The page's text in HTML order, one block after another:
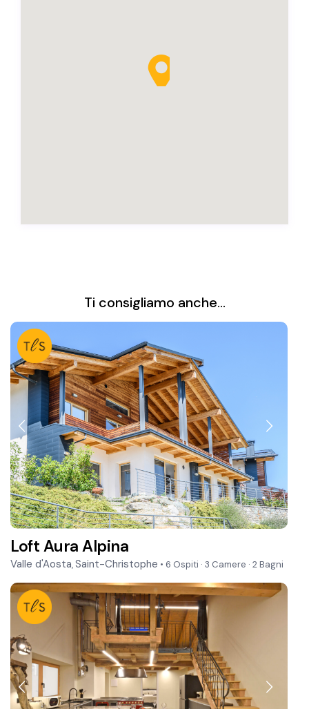
Ti consigliamo anche...
Loft Aura Alpina
Valle d'Aosta,Saint-Christophe • 6 Ospiti · 3 Camere · 2 Bagni